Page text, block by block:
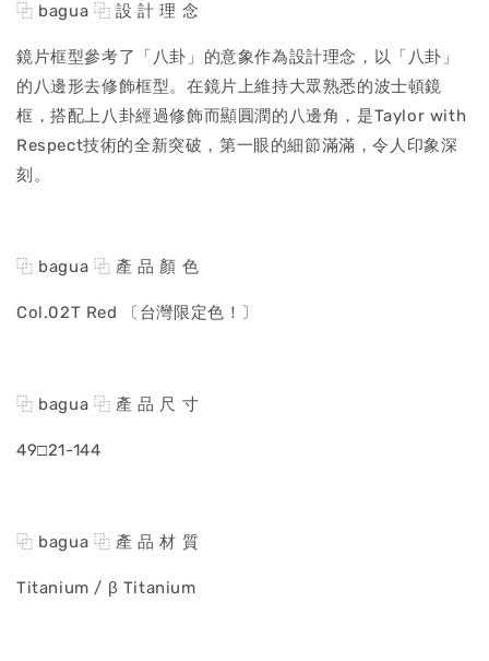
⿻ bagua ⿻ 設 計 理 念
鏡片框型參考了「八卦」的意象作為設計理念，以「八卦」
的八邊形去修飾框型。在鏡片上維持大眾熟悉的波士頓鏡
框，搭配上八卦經過修飾而顯圓潤的八邊角，是Taylor with
Respect技術的全新突破，第一眼的細節滿滿，令人印象深
刻。
⿻ bagua ⿻ 產 品 顏 色
Col.02T Red 〔台灣限定色！〕
⿻ bagua ⿻ 產 品 尺 寸
49□21-144
⿻ bagua ⿻ 產 品 材 質
Titanium / β Titanium